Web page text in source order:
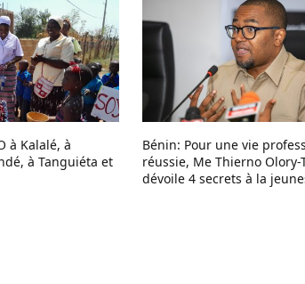
à Kalalé, à
à Tanguiéta et
Bénin: Pour une vie
réussie, Me Thierno Olory-
dévoile 4 secrets à la